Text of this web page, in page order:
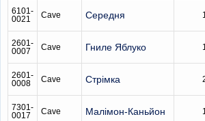
6101-
0021
Cave Середня
2601-
0007
Cave Гниле Яблуко
2601-
0008
Cave Стрімка
7301-
0017
Cave Малімон-Каньйон